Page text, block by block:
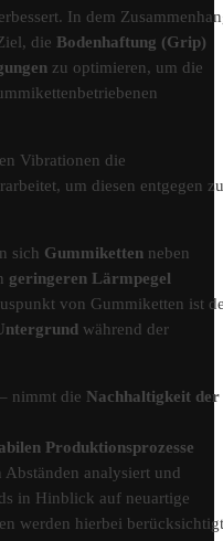
In dem
die Bodenhaftung (Grip)
zu optimieren, um die
Vibrationen die
um diesen entgegen zu
sich Gummiketten neben
geringeren Lärmpegel
von Gummiketten ist
während der
nimmt die Nachhaltigkeit der
Produktionsprozesse
analysiert und
in Hinblick auf neuartige
werden hierbei